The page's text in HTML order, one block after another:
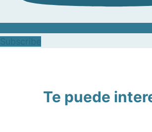
Te puede